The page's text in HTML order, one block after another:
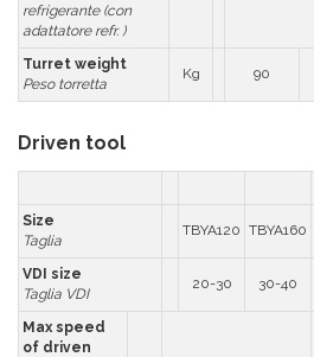
refrigerante (con
adattatore refr. )
Turret weight
Peso torretta
Kg 90
Driven tool
Size
Taglia
TBYA120 TBYA160
VDI size
Taglia VDI
20-30 30-40
Max speed
of driven